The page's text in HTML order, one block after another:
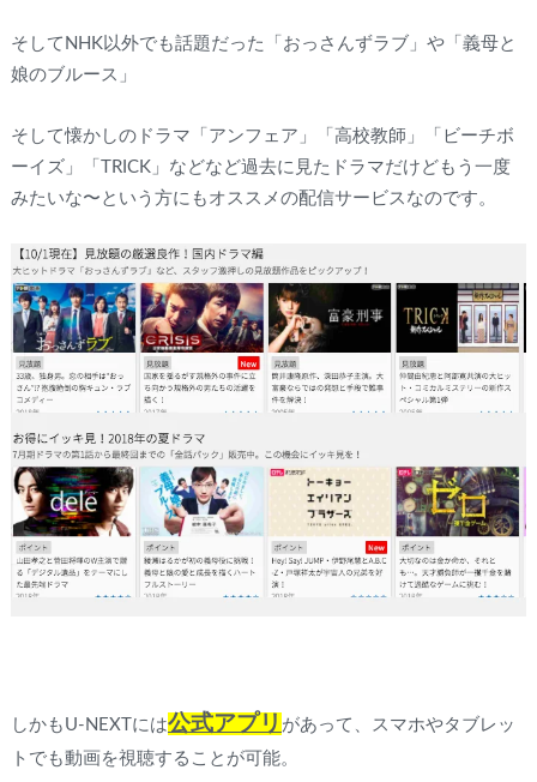
そしてNHK以外でも話題だった「おっさんずラブ」や「義母と
娘のブルース」
そして懐かしのドラマ「アンフェア」「高校教師」「ビーチボ
ーイズ」「TRICK」などなど過去に見たドラマだけどもう一度
みたいな〜という方にもオススメの配信サービスなのです。
しかもU-NEXTには公式アプリ があって、スマホやタブレッ
トでも動画を視聴することが可能。